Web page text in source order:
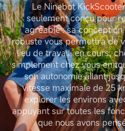
Le Ninebot
seulement conçu pour
agréable : sa
robuste vous permettra de
lieu de travail, en cours,
simplement chez vous en
son autonomie allant
vitesse maximale de 25
explorer les environs
appuyant sur toutes les
que nous avons